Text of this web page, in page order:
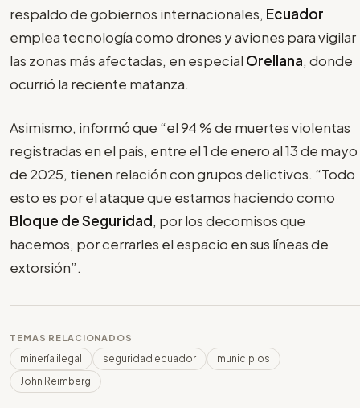
respaldo de gobiernos internacionales, Ecuador
emplea tecnología como drones y aviones para vigilar
las zonas más afectadas, en especial Orellana, donde
ocurrió la reciente matanza.
Asimismo, informó que “el 94 % de muertes violentas
registradas en el país, entre el 1 de enero al 13 de mayo
de 2025, tienen relación con grupos delictivos. “Todo
esto es por el ataque que estamos haciendo como
Bloque de Seguridad, por los decomisos que
hacemos, por cerrarles el espacio en sus líneas de
extorsión”.
TEMAS RELACIONADOS
minería ilegal seguridad ecuador
municipios
John Reimberg